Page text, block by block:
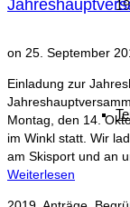
on 25. September
Einladung zur
Montag, den 14.
im Winkl statt. Wir
am Skisport und an
Weiterlesen